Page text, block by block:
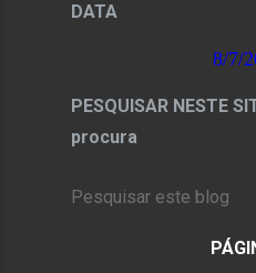
DATA
8/7/
PESQUISAR NESTE
procura